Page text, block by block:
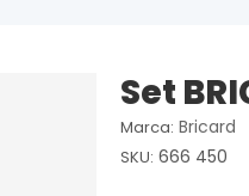
Set
Marca: Bricard
SKU: 666 450